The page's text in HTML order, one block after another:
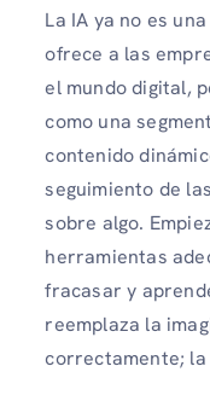
La IA ya no es
ofrece a las
el mundo digital,
como una
contenido
seguimiento de
sobre algo.
herramientas
fracasar y
reemplaza la
correctamente;